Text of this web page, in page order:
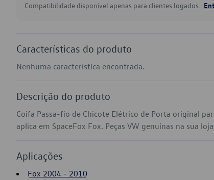
Compatibilidade disponível apenas para clientes logados.
Características do produto
Nenhuma característica encontrada.
Descrição do produto
Coifa Passa-fio de Chicote Elétrico de Porta original
aplica em SpaceFox Fox. Peças VW genuínas na sua
Aplicações
Fox 2004 - 2010